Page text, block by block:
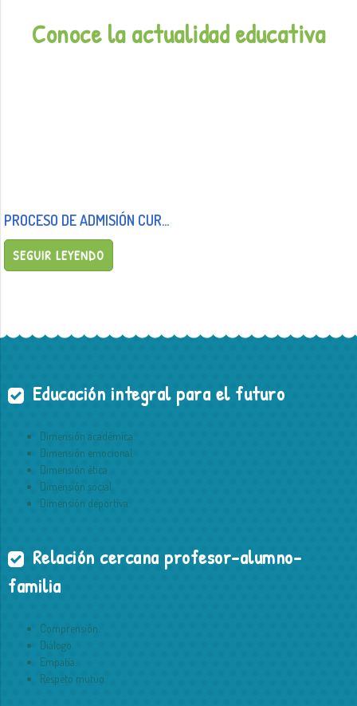
Conoce la actualidad educativa
PROCESO DE ADMISIÓN CURSO 2025/26
SEGUIR LEYENDO
Educación integral para el futuro
Dimensión académica.
Dimensión emocional.
Dimensión ética.
Dimensión social.
Dimensión deportiva.
Relación cercana profesor-alumno-
familia
Comprensión.
Diálogo.
Empatía.
Respeto mutuo.